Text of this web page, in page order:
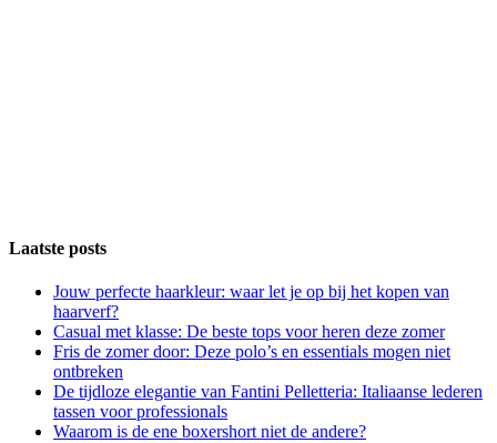
Laatste posts
Jouw perfecte haarkleur: waar let je op bij het kopen van
haarverf?
Casual met klasse: De beste tops voor heren deze zomer
Fris de zomer door: Deze polo’s en essentials mogen niet
ontbreken
De tijdloze elegantie van Fantini Pelletteria: Italiaanse lederen
tassen voor professionals
Waarom is de ene boxershort niet de andere?